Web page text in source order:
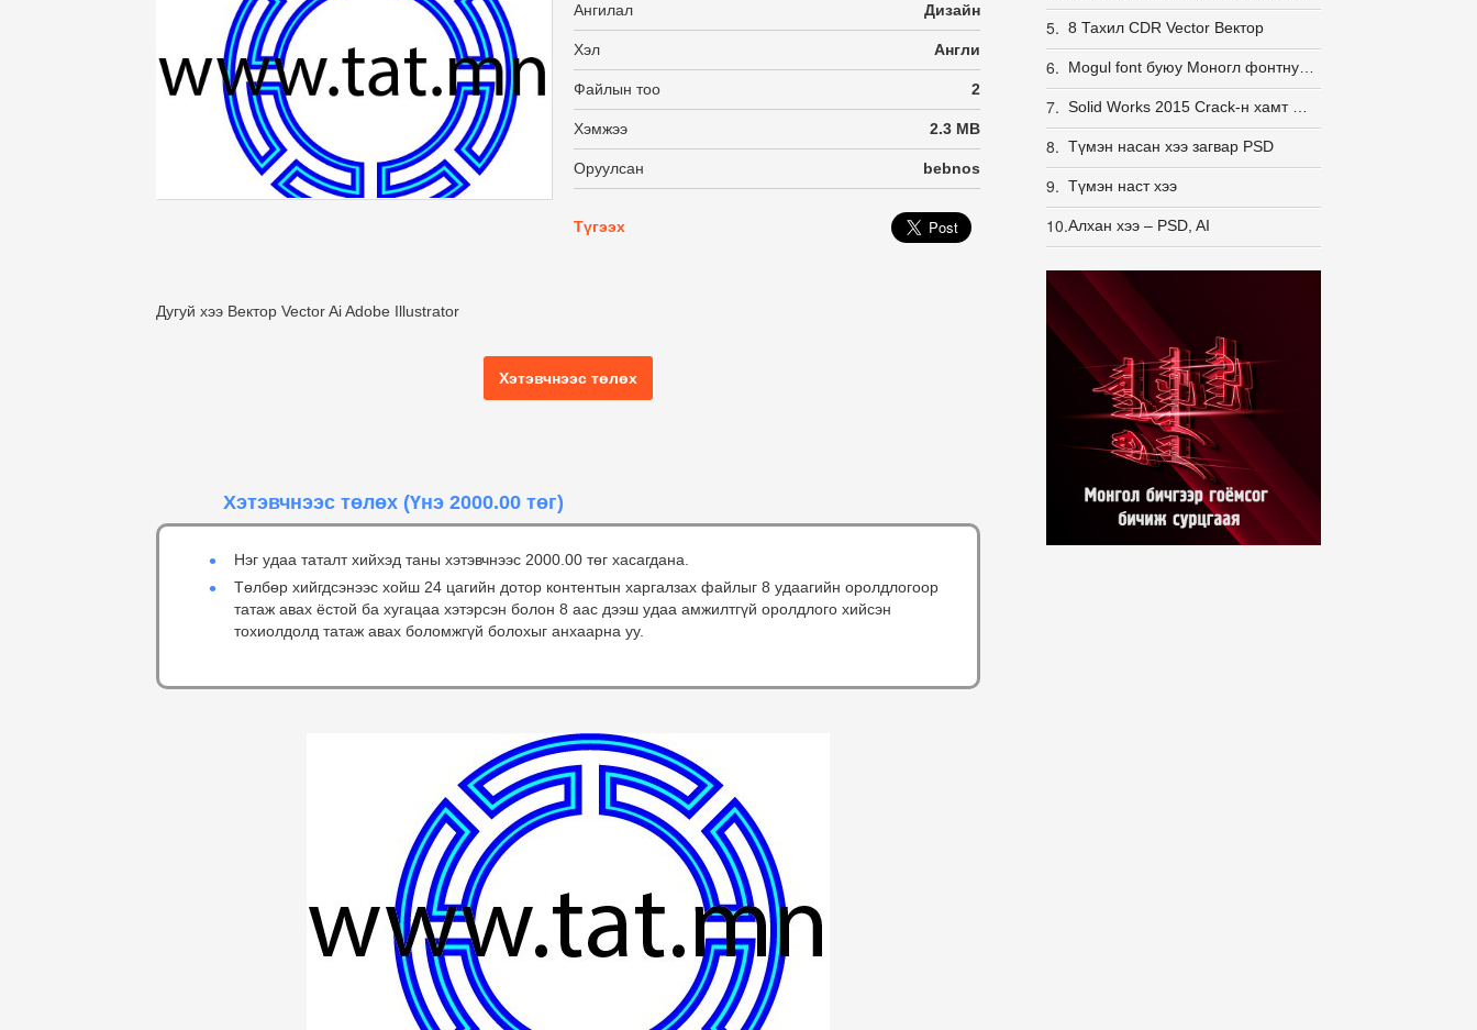
Ангилал Дизайн
Хэл Англи
Файлын тоо 2
Хэмжээ 2.3 MB
Оруулсан bebnos
Түгээх
Дугуй хээ Вектор Vector Ai Adobe Illustrator
Хэтэвчнээс төлөх
Хэтэвчнээс төлөх (Үнэ 2000.00 төг)
Нэг удаа таталт хийхэд таны хэтэвчнээс 2000.00 төг хасагдана.
Төлбөр хийгдсэнээс хойш 24 цагийн дотор контентын харгалзах файлыг 8 удаагийн оролдлогоор
татаж авах ёстой ба хугацаа хэтэрсэн болон 8 аас дээш удаа амжилтгүй оролдлого хийсэн
тохиолдолд татаж авах боломжгүй болохыг анхаарна уу.
5. 8 Тахил CDR Vector Вектор
6.
7.
8. Түмэн насан хээ загвар PSD
9. Түмэн наст хээ
10.Алхан хээ – PSD, AI